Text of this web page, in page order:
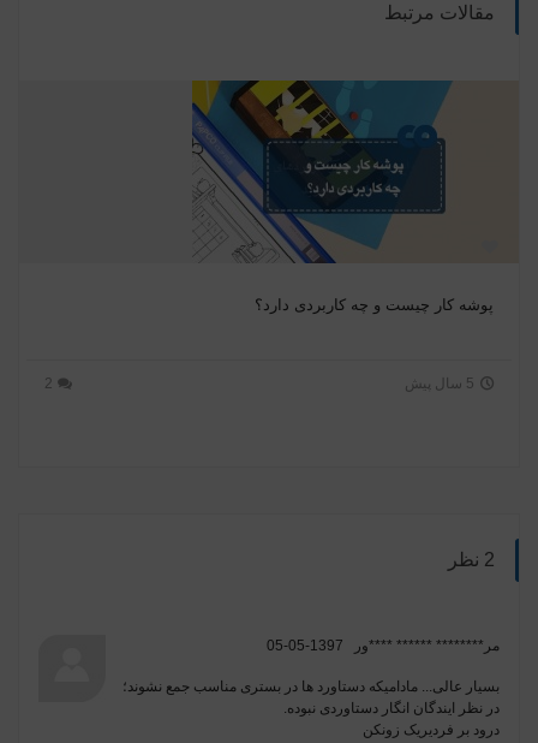
مقالات مرتبط
پوشه کار چیست و چه کاربردی دارد؟
2 5 سال پیش
2 نظر
مر******** ****** ****ور 1397-05-05
بسیار عالی... مادامیکه دستاورد ها در بستری مناسب جمع نشوند؛
در نظر ایندگان انگار دستاوردی نبوده.
درود بر فردیریک زونکن